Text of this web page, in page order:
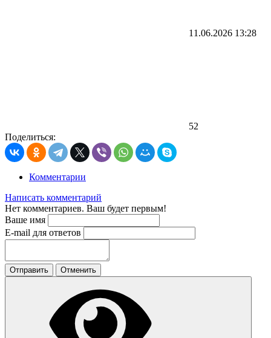
11.06.2026 13:28
52
Поделиться:
Комментарии
Написать комментарий
Нет комментариев. Ваш будет первым!
Ваше имя
E-mail для ответов
Отправить Отменить